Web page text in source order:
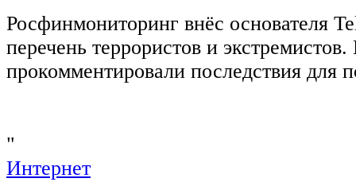
Росфинмониторинг внёс основателя
перечень террористов и
прокомментировали последствия для
"
Интернет